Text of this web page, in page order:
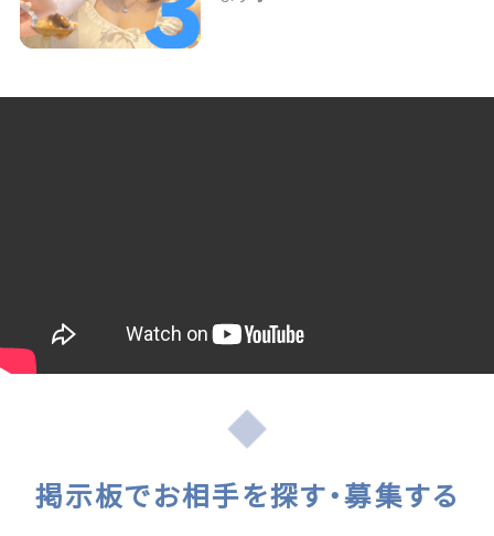
掲示板でお相手を探す・募集する